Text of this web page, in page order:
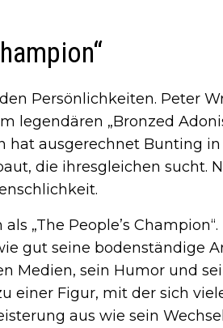
Persönlichkeiten. Peter
legendären „Bronzed
hat ausgerechnet Bunting
die ihresgleichen sucht.
„The People’s
gut seine bodenständige
Medien, sein Humor und
einer Figur, mit der sich
aus wie sein